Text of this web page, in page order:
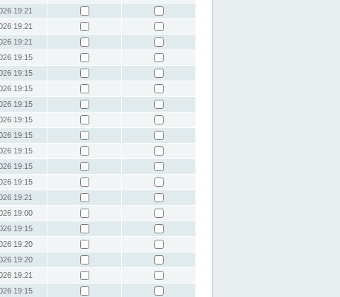
19:21
19:21
19:21
19:15
19:15
19:15
19:15
19:15
19:15
19:15
19:15
19:15
19:21
19:00
19:15
19:20
19:20
19:21
19:15